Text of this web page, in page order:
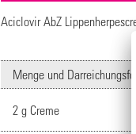
Aciclovir AbZ
Menge und
2 g Creme